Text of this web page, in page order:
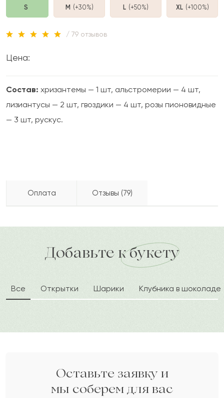
S M (+30%) L (+50%) XL (+100%)
/ 79 отзывов
Цена:
Состав: хризантемы — 1 шт, альстромерии — 4 шт,
лизиантусы — 2 шт, гвоздики — 4 шт, розы пионовидные
— 3 шт, рускус.
Оплата Отзывы (79)
доставка по городу в течение часа
Т 2024-06-03
Тохтар
2024-03-24
Д 2024-02-17
Даша
Ш 2024-01-08
Шакир
2023-12-11
Амре
Добавьте к букету
Все Открытки Шарики Клубника в шоколаде
Оставьте заявку и
мы соберем для вас